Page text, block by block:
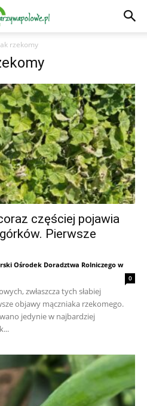
rzekomy
częściej pojawia
Pierwsze
Ośrodek Doradztwa Rolniczego w
0
zwłaszcza tych słabiej
objawy mączniaka rzekomego.
jedynie w najbardziej